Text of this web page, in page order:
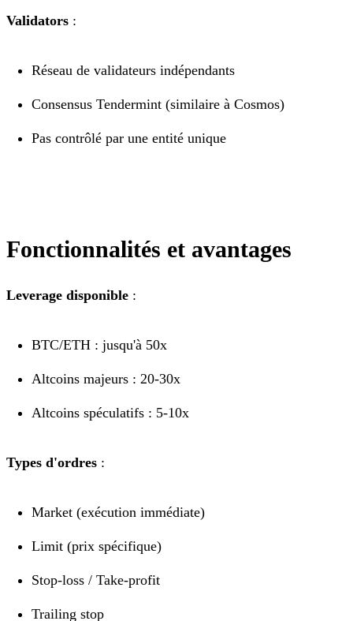
Validators :
Réseau de validateurs indépendants
Consensus Tendermint (similaire à Cosmos)
Pas contrôlé par une entité unique
Fonctionnalités et avantages
Leverage disponible :
BTC/ETH : jusqu'à 50x
Altcoins majeurs : 20-30x
Altcoins spéculatifs : 5-10x
Types d'ordres :
Market (exécution immédiate)
Limit (prix spécifique)
Stop-loss / Take-profit
Trailing stop